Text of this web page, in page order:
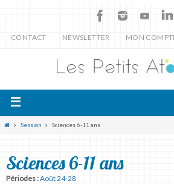
CONTACT NEWSLETTER MON
Session Sciences 6-11 ans
Sciences 6-11 ans
Périodes :Août 24-28